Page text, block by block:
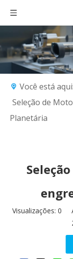
Você está aqui:
Seleção de
Planetária
Visualizações: 0